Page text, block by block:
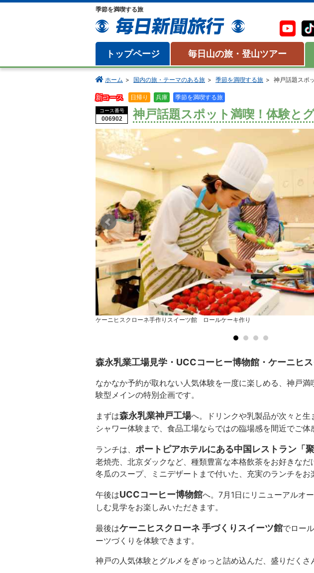
季節を満喫する旅
トップページ 毎日山の旅・登山ツアー
ホーム 国内の旅・テーマのある旅 季節を満喫する旅 神戸話題スポ
新コース 日帰り 兵庫 季節を満喫する旅
コース番号
006902 神戸話題スポット満喫！体験と
ケーニヒスクローネ手作りスイーツ館 ロールケーキ作り
森永乳業工場見学・ UCCコーヒー博物館・ケーニヒ
なかなか予約が取れない人気体験を一度に楽しめる、神戸
験型メインの特別企画です。
まずは森永乳業神戸工場へ。ドリンクや乳製品が次々と
シャワー体験まで、食品工場ならではの臨場感を間近でご体
ランチは、 ポートピアホテルにある中国レストラン「聚
老焼売、北京ダックなど、種類豊富な本格飲茶をお好きな
冬瓜のスープ、ミニデザートまで付いた、充実のランチをお
午後はUCCコーヒー博物館へ。 7月 1日にリニューアルオ
しむ見学をお楽しみいただきます。
最後はケーニヒスクローネ 手づくりスイーツ館でロー
ーツづくりを体験できます。
神戸の人気体験とグルメをぎゅっと詰め込んだ、盛りだくさ